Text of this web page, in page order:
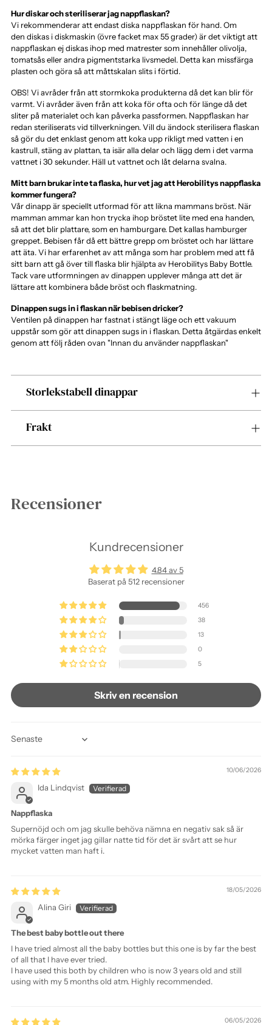
Hur diskar och steriliserar jag nappflaskan?
Vi rekommenderar att endast diska nappflaskan för hand. Om
den diskas i diskmaskin (övre facket max 55 grader) är det viktigt att
nappflaskan ej diskas ihop med matrester som innehåller olivolja,
tomatsås eller andra pigmentstarka livsmedel. Detta kan missfärga
plasten och göra så att måttskalan slits i förtid.
OBS! Vi avråder från att stormkoka produkterna då det kan blir för
varmt. Vi avråder även från att koka för ofta och för länge då det
sliter på materialet och kan påverka passformen. Nappflaskan har
redan steriliserats vid tillverkningen. Vill du ändock sterilisera flaskan
så gör du det enklast genom att koka upp rikligt med vatten i en
kastrull, stäng av plattan, ta isär alla delar och lägg dem i det varma
vattnet i 30 sekunder. Häll ut vattnet och låt delarna svalna.
Mitt barn brukar inte ta flaska, hur vet jag att Herobilitys nappflaska
kommer fungera?
Vår dinapp är speciellt utformad för att likna mammans bröst. När
mamman ammar kan hon trycka ihop bröstet lite med ena handen,
så att det blir plattare, som en hamburgare. Det kallas hamburger
greppet. Bebisen får då ett bättre grepp om bröstet och har lättare
att äta. Vi har erfarenhet av att många som har problem med att få
sitt barn att gå över till flaska blir hjälpta av Herobilitys Baby Bottle.
Tack vare utformningen av dinappen upplever många att det är
lättare att kombinera både bröst och flaskmatning.
Dinappen sugs in i flaskan när bebisen dricker?
Ventilen på dinappen har fastnat i stängt läge och ett vakuum
uppstår som gör att dinappen sugs in i flaskan. Detta åtgärdas enkelt
genom att följ råden ovan "Innan du använder nappflaskan"
Storlekstabell dinappar
Frakt
Recensioner
Kundrecensioner
4.84 av 5
Baserat på 512 recensioner
456
38
13
0
5
Skriv en recension
Sort by
10/06/2026
Ida Lindqvist
Nappflaska
Supernöjd och om jag skulle behöva nämna en negativ sak så är
mörka färger inget jag gillar natte tid för det är svårt att se hur
mycket vatten man haft i.
18/05/2026
Alina Giri
The best baby bottle out there
I have tried almost all the baby bottles but this one is by far the best
of all that I have ever tried.
I have used this both by children who is now 3 years old and still
using with my 5 months old atm. Highly recommended.
06/05/2026